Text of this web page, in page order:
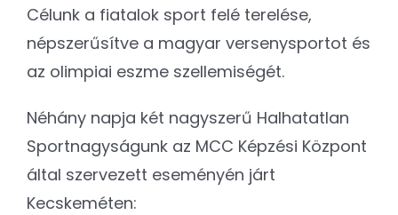
Célunk a fiatalok sport felé terelése,
népszerűsítve a magyar versenysportot és
az olimpiai eszme szellemiségét.
Néhány napja két nagyszerű Halhatatlan
Sportnagyságunk az MCC Képzési Központ
által szervezett eseményén járt
Kecskeméten: